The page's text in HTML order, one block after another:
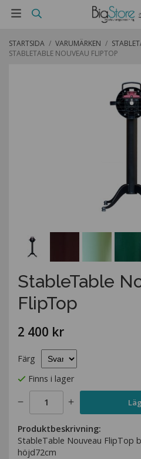
STARTSIDA / VARUMÄRKEN /
STABLETABLE NOUVEAU FLIPTOP
StableTable
FlipTop
2 400 kr
Färg
Finns i lager
Produktbeskrivning:
StableTable Nouveau FlipTop
höjd72cm